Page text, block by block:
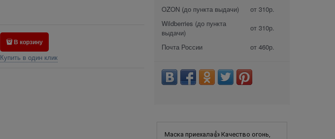
В корзину
Купить в один клик
OZON (до пункта выдачи)
от 310р.
Wildberries (до пункта
выдачи)
от 310р.
Почта России от 460р.
Маска приехала👍 Качество огонь,